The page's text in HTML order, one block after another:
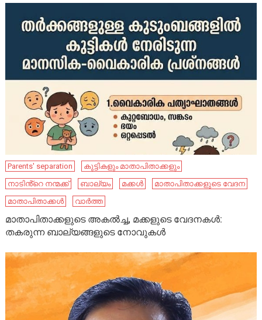
Parents' separation
കുട്ടികളും മാതാപിതാക്കളും
നാടിൻ്റെ നന്മക്ക്
ബാല്യം മക്കൾ
മാതാപിതാക്കളുടെ വേദന
മാതാപിതാക്കൾ
വാർത്ത
മാതാപിതാക്കളുടെ അകൽച്ച, മക്കളുടെ വേദനകൾ:
തകരുന്ന ബാല്യങ്ങളുടെ നോവുകൾ